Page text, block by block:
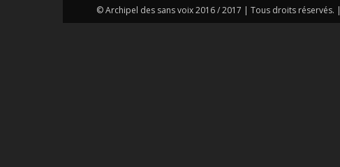
© Archipel des sans voix 2016 / 2017 | Tous droits réservés. |